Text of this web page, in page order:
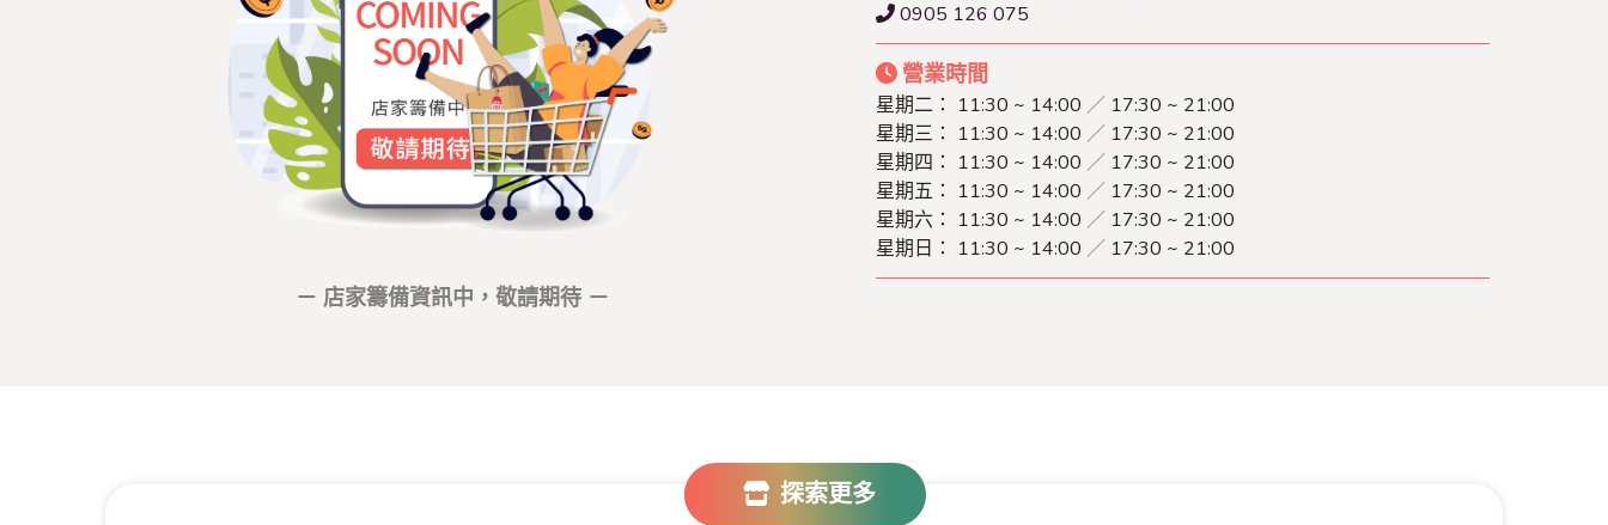
－ 店家籌備資訊中，敬請期待 －
0905 126 075
營業時間
星期二： 11:30 ~ 14:00 ／ 17:30 ~ 21:00
星期三： 11:30 ~ 14:00 ／ 17:30 ~ 21:00
星期四： 11:30 ~ 14:00 ／ 17:30 ~ 21:00
星期五： 11:30 ~ 14:00 ／ 17:30 ~ 21:00
星期六： 11:30 ~ 14:00 ／ 17:30 ~ 21:00
星期日： 11:30 ~ 14:00 ／ 17:30 ~ 21:00
探索更多